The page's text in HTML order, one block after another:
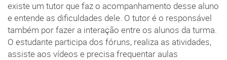
existe um tutor que faz o acompanhamento desse aluno
e entende as dificuldades dele. O tutor é o responsável
também por fazer a interação entre os alunos da turma.
O estudante participa dos fóruns, realiza as atividades,
assiste aos vídeos e precisa frequentar aulas